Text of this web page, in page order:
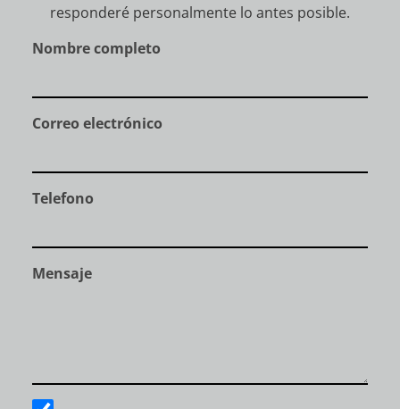
responderé personalmente lo antes posible.
Nombre completo
Correo electrónico
Telefono
Mensaje